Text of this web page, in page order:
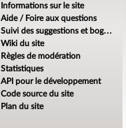
Informations sur le site
Aide / Foire aux questions
Suivi des suggestions et bogues
Wiki du site
Règles de modération
Statistiques
API pour le développement
Code source du site
Plan du site